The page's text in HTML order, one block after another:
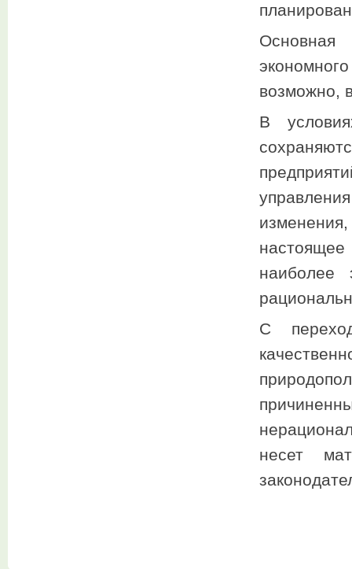
Основная
возможно,
В
настоящее
наиболее
С
несет